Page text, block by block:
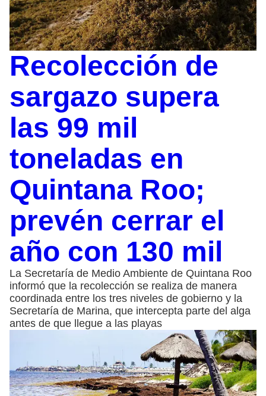
Recolección de
sargazo supera
las 99 mil
toneladas en
Quintana Roo;
prevén cerrar el
año con 130 mil
La Secretaría de Medio Ambiente de Quintana Roo
informó que la recolección se realiza de manera
coordinada entre los tres niveles de gobierno y la
Secretaría de Marina, que intercepta parte del alga
antes de que llegue a las playas